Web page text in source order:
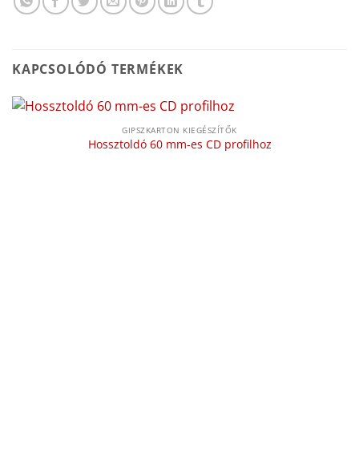
KAPCSOLÓDÓ TERMÉKEK
GIPSZKARTON KIEGÉSZÍTŐK
Hossztoldó 60 mm-es CD profilhoz